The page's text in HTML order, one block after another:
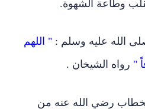
وطاعة الشهوة.
الله عليه وسلم : " اللهم
" رواه الشيخان .
رضي الله عنه من